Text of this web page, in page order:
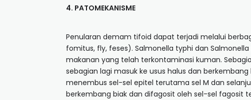
4. PATOMEKANISME
Penularan demam tifoid dapat terjadi melalui
fomitus, fly, feses). Salmonella typhi dan
makanan yang telah terkontaminasi kuman.
sebagian lagi masuk ke usus halus dan
menembus sel-sel epitel terutama sel M dan
berkembang biak dan difagosit oleh sel-sel fagosit